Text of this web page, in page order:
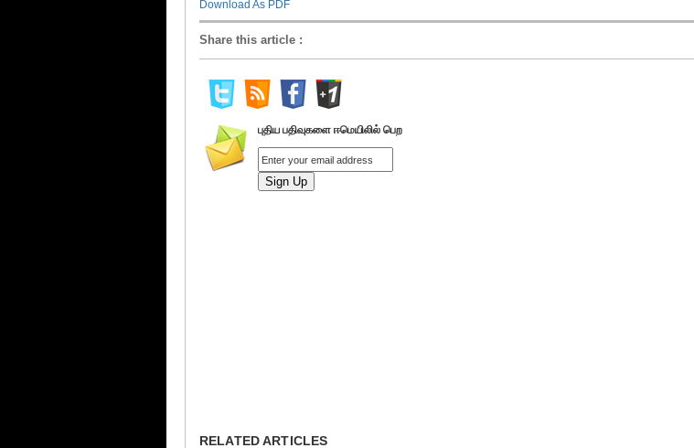
Download As PDF
Share this article :
புதிய பதிவுகளை ஈமெயிலில் பெற
RELATED ARTICLES